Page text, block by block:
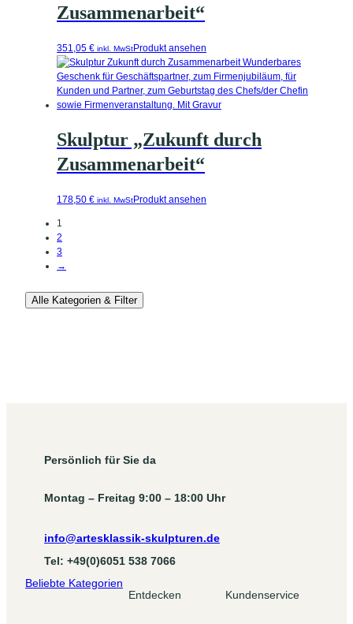
Zusammenarbeit“
351,05 € inkl. MwStProdukt ansehen
Skulptur „Zukunft durch
Zusammenarbeit“
178,50 € inkl. MwStProdukt ansehen
1
2
3
→
Alle Kategorien & Filter
Persönlich für Sie da
Montag – Freitag 9:00 – 18:00 Uhr
info@artesklassik-skulpturen.de
Tel: +49(0)6051 538 7066
Beliebte Kategorien
Entdecken Kundenservice